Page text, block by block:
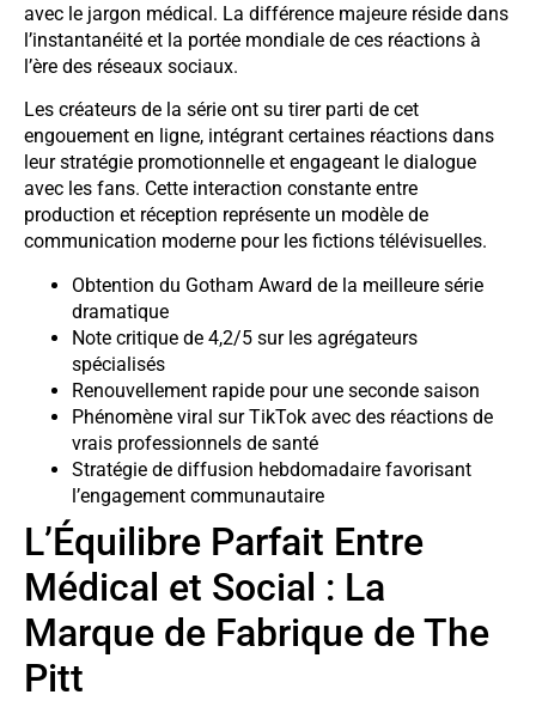
avec le jargon médical. La différence majeure réside dans
l’instantanéité et la portée mondiale de ces réactions à
l’ère des réseaux sociaux.
Les créateurs de la série ont su tirer parti de cet
engouement en ligne, intégrant certaines réactions dans
leur stratégie promotionnelle et engageant le dialogue
avec les fans. Cette interaction constante entre
production et réception représente un modèle de
communication moderne pour les fictions télévisuelles.
Obtention du Gotham Award de la meilleure série
dramatique
Note critique de 4,2/5 sur les agrégateurs
spécialisés
Renouvellement rapide pour une seconde saison
Phénomène viral sur TikTok avec des réactions de
vrais professionnels de santé
Stratégie de diffusion hebdomadaire favorisant
l’engagement communautaire
L’Équilibre Parfait Entre
Médical et Social : La
Marque de Fabrique de The
Pitt